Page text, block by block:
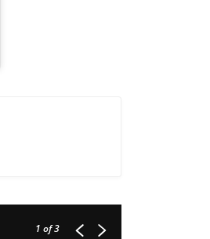
1 of 3